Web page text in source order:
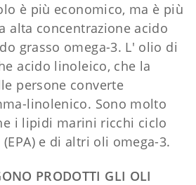
è più economico, ma è più
alta concentrazione acido
grasso omega-3. L' olio di
acido linoleico, che la
persone converte
linolenico. Sono molto
i lipidi marini ricchi ciclo
e di altri oli omega-3.
PRODOTTI GLI OLI